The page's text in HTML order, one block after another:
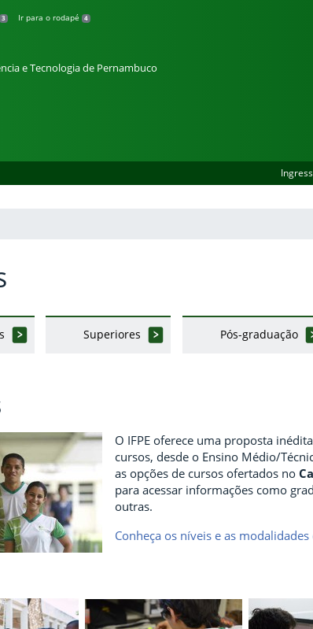
3 Ir para o rodapé 4
e Tecnologia de Pernambuco
Superiores Pós-graduação
O IFPE oferece uma proposta
cursos, desde o Ensino Médio/
as opções de cursos ofertados no
para acessar informações como
outras.
Conheça os níveis e as